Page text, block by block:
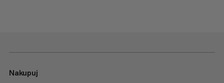
Nakupuj